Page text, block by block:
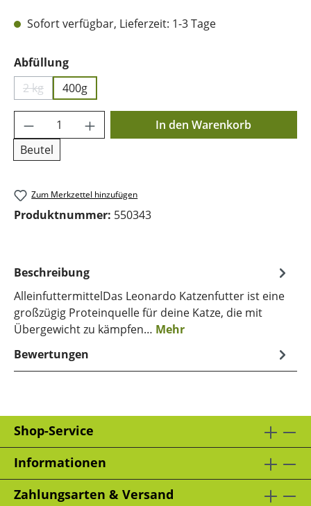
Sofort verfügbar, Lieferzeit: 1-3 Tage
Abfüllungauswählen
2 kg(Diese Option ist zurzeit nicht verfügbar.)
400g
Produkt Anzahl: Gib den gewünschten
Beutel
In den Warenkorb
Zum Merkzettel hinzufügen
Produktnummer: 550343
Beschreibung
AlleinfuttermittelDas Leonardo Katzenfutter ist eine
großzügig Proteinquelle für deine Katze, die mit
Übergewicht zu kämpfen… Mehr
Bewertungen
Shop-Service
Informationen
Zahlungsarten & Versand